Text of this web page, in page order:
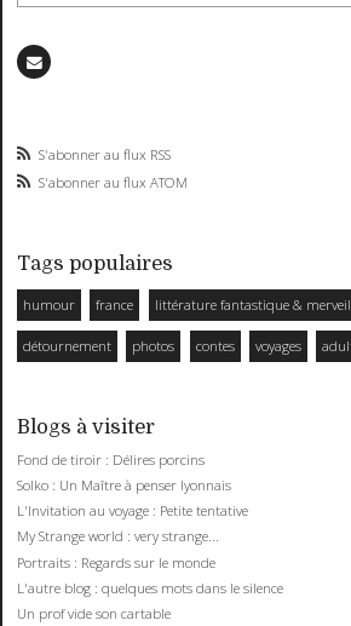
S'abonner au flux RSS
S'abonner au flux ATOM
Tags populaires
humour france littérature fantastique &
détournement photos contes voyages
Blogs à visiter
Fond de tiroir : Délires porcins
Solko : Un Maître à penser lyonnais
L'Invitation au voyage : Petite tentative
My Strange world : very strange...
Portraits : Regards sur le monde
L'autre blog : quelques mots dans le silence
Un prof vide son cartable